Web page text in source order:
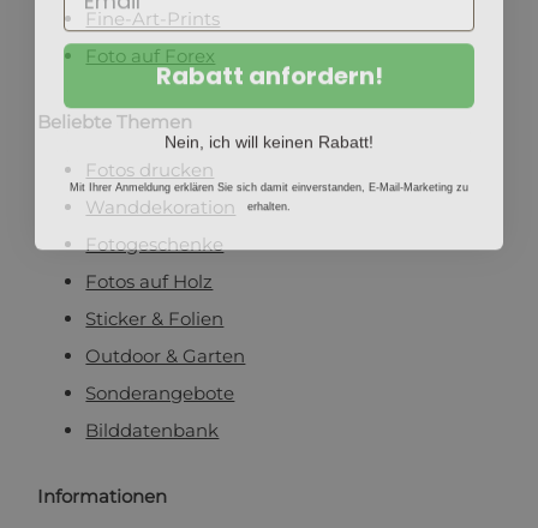
Fine-Art-Prints
Foto auf Forex
Beliebte Themen
Fotos drucken
Wanddekoration
Fotogeschenke
Fotos auf Holz
Sticker & Folien
Outdoor & Garten
Sonderangebote
Bilddatenbank
Informationen
Rabatt anfordern!
Nein, ich will keinen Rabatt!
Mit Ihrer Anmeldung erklären Sie sich damit einverstanden, E-Mail-Marketing zu